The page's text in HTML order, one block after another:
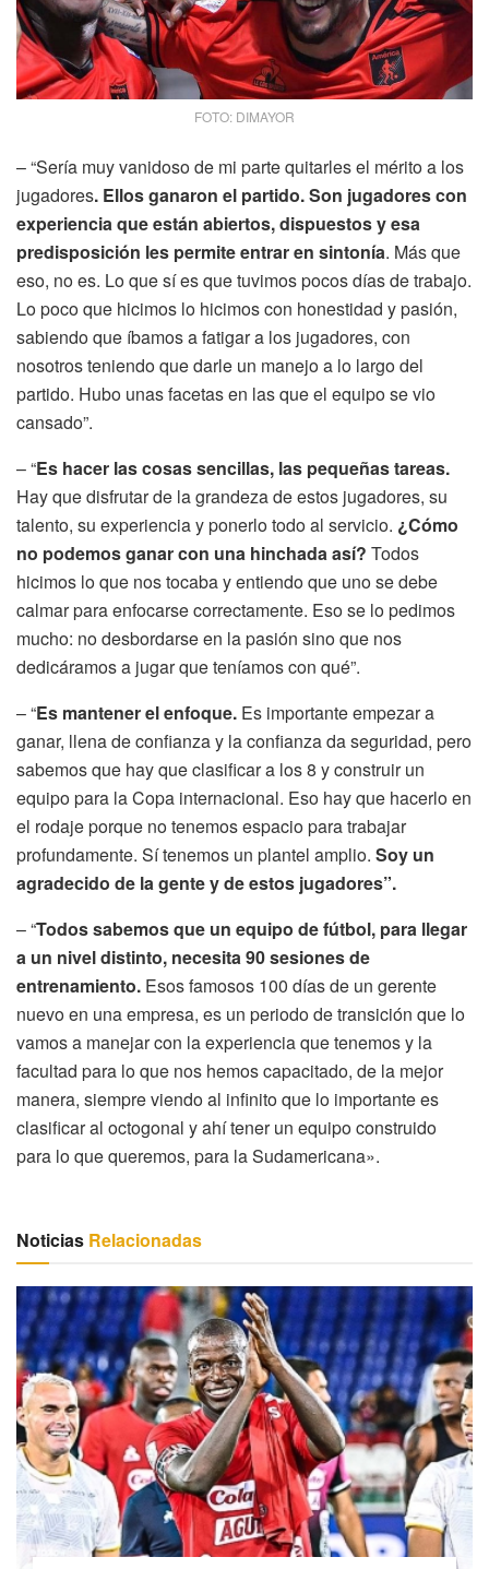
FOTO: DIMAYOR
– “Sería muy vanidoso de mi parte quitarles el mérito a los
jugadores. Ellos ganaron el partido. Son jugadores con
experiencia que están abiertos, dispuestos y esa
predisposición les permite entrar en sintonía. Más que
eso, no es. Lo que sí es que tuvimos pocos días de trabajo.
Lo poco que hicimos lo hicimos con honestidad y pasión,
sabiendo que íbamos a fatigar a los jugadores, con
nosotros teniendo que darle un manejo a lo largo del
partido. Hubo unas facetas en las que el equipo se vio
cansado”.
– “Es hacer las cosas sencillas, las pequeñas tareas.
Hay que disfrutar de la grandeza de estos jugadores, su
talento, su experiencia y ponerlo todo al servicio. ¿Cómo
no podemos ganar con una hinchada así? Todos
hicimos lo que nos tocaba y entiendo que uno se debe
calmar para enfocarse correctamente. Eso se lo pedimos
mucho: no desbordarse en la pasión sino que nos
dedicáramos a jugar que teníamos con qué”.
– “Es mantener el enfoque. Es importante empezar a
ganar, llena de confianza y la confianza da seguridad, pero
sabemos que hay que clasificar a los 8 y construir un
equipo para la Copa internacional. Eso hay que hacerlo en
el rodaje porque no tenemos espacio para trabajar
profundamente. Sí tenemos un plantel amplio. Soy un
agradecido de la gente y de estos jugadores”.
– “Todos sabemos que un equipo de fútbol, para llegar
a un nivel distinto, necesita 90 sesiones de
entrenamiento. Esos famosos 100 días de un gerente
nuevo en una empresa, es un periodo de transición que lo
vamos a manejar con la experiencia que tenemos y la
facultad para lo que nos hemos capacitado, de la mejor
manera, siempre viendo al infinito que lo importante es
clasificar al octogonal y ahí tener un equipo construido
para lo que queremos, para la Sudamericana».
Noticias Relacionadas